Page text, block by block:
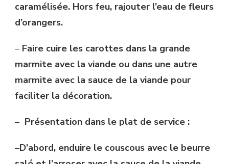
caramélisée. Hors feu, rajouter l’eau de fleurs
d’orangers.
– Faire cuire les carottes dans la grande
marmite avec la viande ou dans une autre
marmite avec la sauce de la viande pour
faciliter la décoration.
– Présentation dans le plat de service :
–D’abord, enduire le couscous avec le beurre